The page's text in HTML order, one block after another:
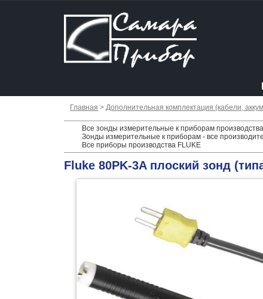
Главная > Дополнительная комплектация (кабели,
Все зонды измерительные к приборам
Зонды измерительные к приборам - все
Все приборы производства FLUKE
Fluke 80PK-3A плоский зонд